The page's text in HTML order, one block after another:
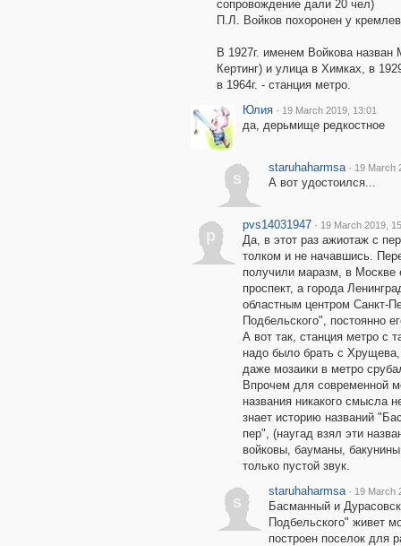
сопровождение дали 20 чел)
П.Л. Войков похоронен у
В 1927г. именем Войкова назван
Кертинг) и улица в Химках, в
в 1964г. - станция метро.
Юлия · 19 March 2019, 13:01
да, дерьмище редкостное
s
staruhaharmsa · 19 March
А вот удостоился...
p
pvs14031947 · 19 March 2019,
Да, в этот раз ажиотаж с
толком и не начавшись.
получили маразм, в Москве
проспект, а города
областным центром Санкт-
Подбельского", постоянно
А вот так, станция метро с
надо было брать с
даже мозаики в метро
Впрочем для современной
названия никакого смысла
знает историю названий
пер", (наугад взял эти
войковы, бауманы,
только пустой звук.
s
staruhaharmsa · 19 March
Басманный и
Подбельского" живет
построен поселок для